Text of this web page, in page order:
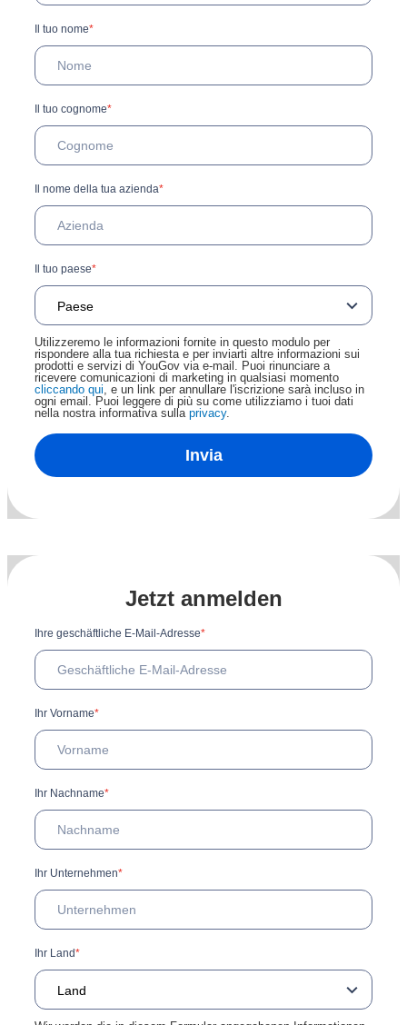
*
Il tuo nome
*
Il tuo cognome
*
Il nome della tua azienda
*
Il tuo paese
Utilizzeremo le informazioni fornite in questo modulo per
rispondere alla tua richiesta e per inviarti altre informazioni sui
prodotti e servizi di YouGov via e-mail. Puoi rinunciare a
ricevere comunicazioni di marketing in qualsiasi momento
cliccando qui, e un link per annullare l'iscrizione sarà incluso in
ogni email. Puoi leggere di più su come utilizziamo i tuoi dati
nella nostra informativa sulla privacy.
Invia
Jetzt anmelden
*
Ihre geschäftliche E-Mail-Adresse
*
Ihr Vorname
*
Ihr Nachname
*
Ihr Unternehmen
*
Ihr Land